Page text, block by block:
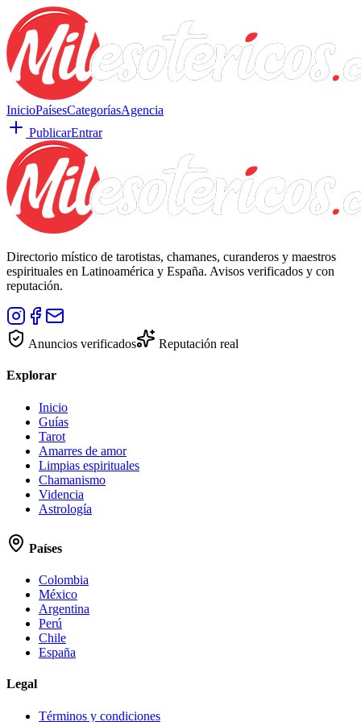
InicioPaísesCategoríasAgencia
PublicarEntrar
Directorio místico de tarotistas, chamanes, curanderos y maestros
espirituales en Latinoamérica y España. Avisos verificados y con
reputación.
Anuncios verificados Reputación real
Explorar
Inicio
Guías
Tarot
Amarres de amor
Limpias espirituales
Chamanismo
Videncia
Astrología
Países
Colombia
México
Argentina
Perú
Chile
España
Legal
Términos y condiciones